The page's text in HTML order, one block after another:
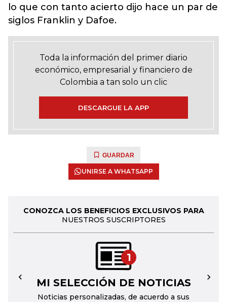
lo que con tanto acierto dijo hace un par de
siglos Franklin y Dafoe.
Toda la información del primer diario
económico, empresarial y financiero de
Colombia a tan solo un clic
DESCARGUE LA APP
GUARDAR
UNIRSE A WHATSAPP
CONOZCA LOS BENEFICIOS EXCLUSIVOS PARA
NUESTROS SUSCRIPTORES
1
MI SELECCIÓN DE NOTICIAS
Noticias personalizadas, de acuerdo a sus
← →